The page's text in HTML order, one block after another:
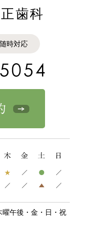
歯科
時対応
曜午後・金・日・祝